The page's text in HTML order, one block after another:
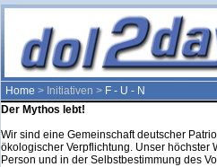
Home > Initiativen > F - U - N
Der Mythos lebt!
Wir sind eine Gemeinschaft deutscher
ökologischer Verpflichtung. Unser höchster
Person und in der Selbstbestimmung des